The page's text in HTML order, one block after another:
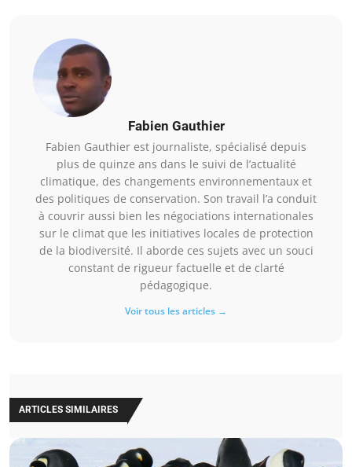
Fabien Gauthier
Fabien Gauthier est journaliste, spécialisé depuis
plus de quinze ans dans le suivi de l’actualité
climatique, des changements environnementaux et
des politiques de conservation. Son travail l’a conduit
à couvrir aussi bien les négociations internationales
sur le climat que les initiatives locales de protection
de la biodiversité. Il aborde ces sujets avec un souci
constant de rigueur factuelle et de clarté
pédagogique.
Voir tous les articles →
ARTICLES SIMILAIRES